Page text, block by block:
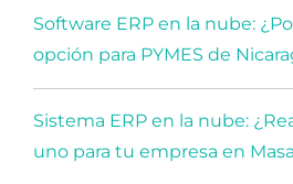
Software ERP en la nube:
opción para PYMES de
Sistema ERP en la nube:
uno para tu empresa en